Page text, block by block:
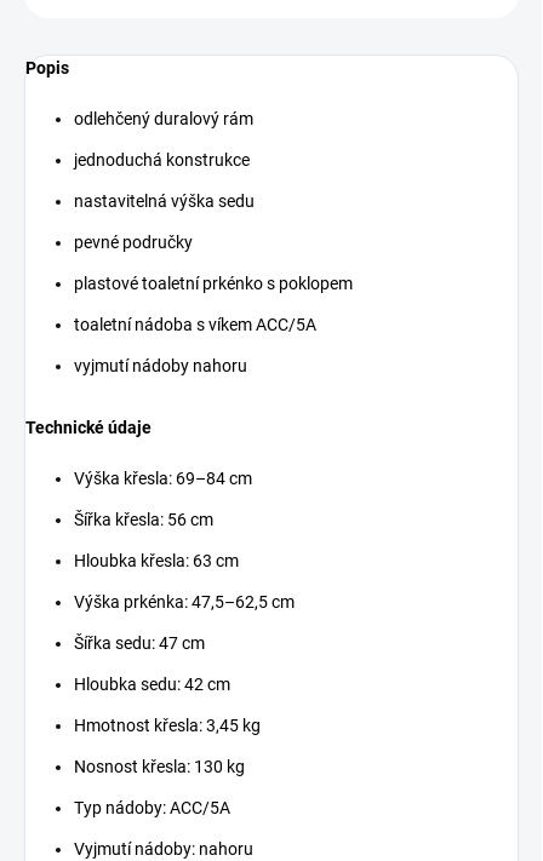
Popis
odlehčený duralový rám
jednoduchá konstrukce
nastavitelná výška sedu
pevné područky
plastové toaletní prkénko s poklopem
toaletní nádoba s víkem ACC/5A
vyjmutí nádoby nahoru
Technické údaje
Výška křesla: 69–84 cm
Šířka křesla: 56 cm
Hloubka křesla: 63 cm
Výška prkénka: 47,5–62,5 cm
Šířka sedu: 47 cm
Hloubka sedu: 42 cm
Hmotnost křesla: 3,45 kg
Nosnost křesla: 130 kg
Typ nádoby: ACC/5A
Vyjmutí nádoby: nahoru